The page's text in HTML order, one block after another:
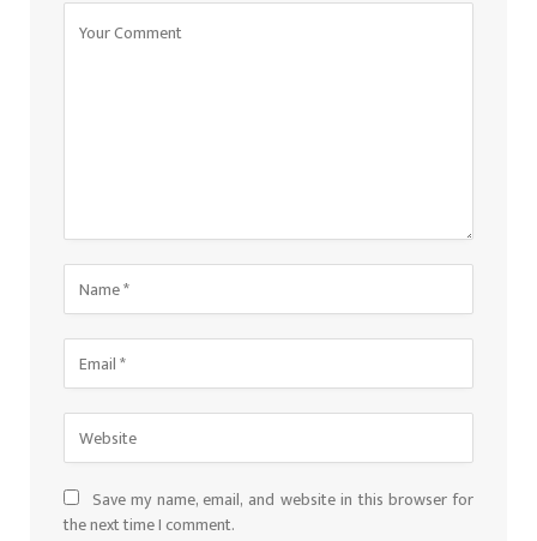
Save my name, email, and website in this browser for
the next time I comment.